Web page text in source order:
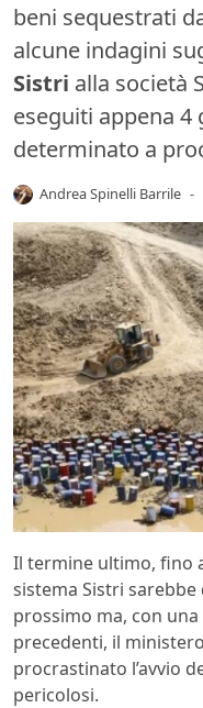
beni sequestrati
alcune indagini
Sistri alla società
eseguiti appena
determinato a
Andrea Spinelli Barrile -
Il termine ultimo, fino
sistema Sistri
prossimo ma, con
precedenti, il
procrastinato l’avvio
pericolosi.